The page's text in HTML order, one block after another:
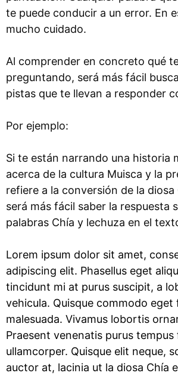
te puede conducir a un error. En
mucho cuidado.
Al comprender en concreto qué
preguntando, será más fácil
pistas que te llevan a responder
Por ejemplo:
Si te están narrando una historia
acerca de la cultura Muisca y la
refiere a la conversión de la diosa
será más fácil saber la respuesta
palabras Chía y lechuza en el
Lorem ipsum dolor sit amet,
adipiscing elit. Phasellus eget
tincidunt mi at purus suscipit, a
vehicula. Quisque commodo eget
malesuada. Vivamus lobortis
Praesent venenatis purus tempus
ullamcorper. Quisque elit neque,
auctor at, lacinia ut la diosa Chía